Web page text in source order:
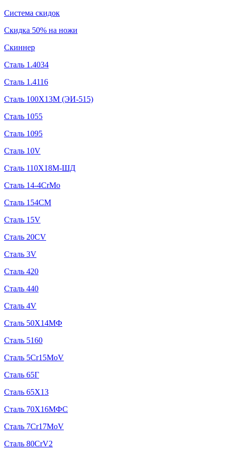
Система скидок
Скидка 50% на ножи
Скиннер
Сталь 1.4034
Сталь 1.4116
Сталь 100Х13М (ЭИ-515)
Сталь 1055
Сталь 1095
Сталь 10V
Сталь 110Х18М-ШД
Сталь 14-4CrMo
Сталь 154CM
Сталь 15V
Сталь 20CV
Сталь 3V
Сталь 420
Сталь 440
Сталь 4V
Сталь 50Х14МФ
Сталь 5160
Сталь 5Cr15MoV
Сталь 65Г
Сталь 65Х13
Сталь 70Х16МФС
Сталь 7Cr17MoV
Сталь 80CrV2